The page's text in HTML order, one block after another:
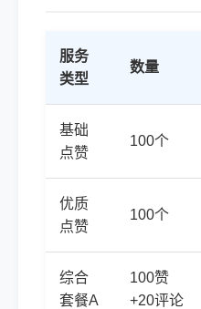
服务
类型
数量
基础
点赞
100个
优质
点赞
100个
综合
套餐A
100赞
+20评论